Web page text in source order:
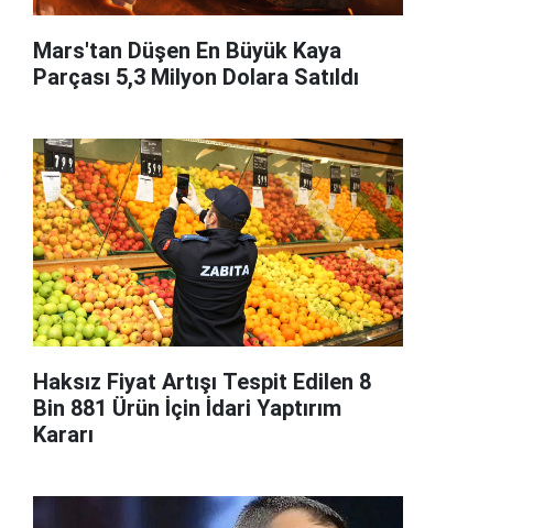
Mars'tan Düşen En Büyük Kaya
Parçası 5,3 Milyon Dolara Satıldı
Haksız Fiyat Artışı Tespit Edilen 8
Bin 881 Ürün İçin İdari Yaptırım
Kararı